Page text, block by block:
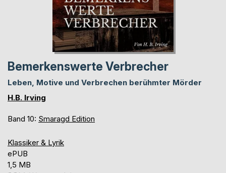
Bemerkenswerte Verbrecher
Leben, Motive und Verbrechen berühmter Mörder
H.B. Irving
Band 10: Smaragd Edition
Klassiker & Lyrik
ePUB
1,5 MB